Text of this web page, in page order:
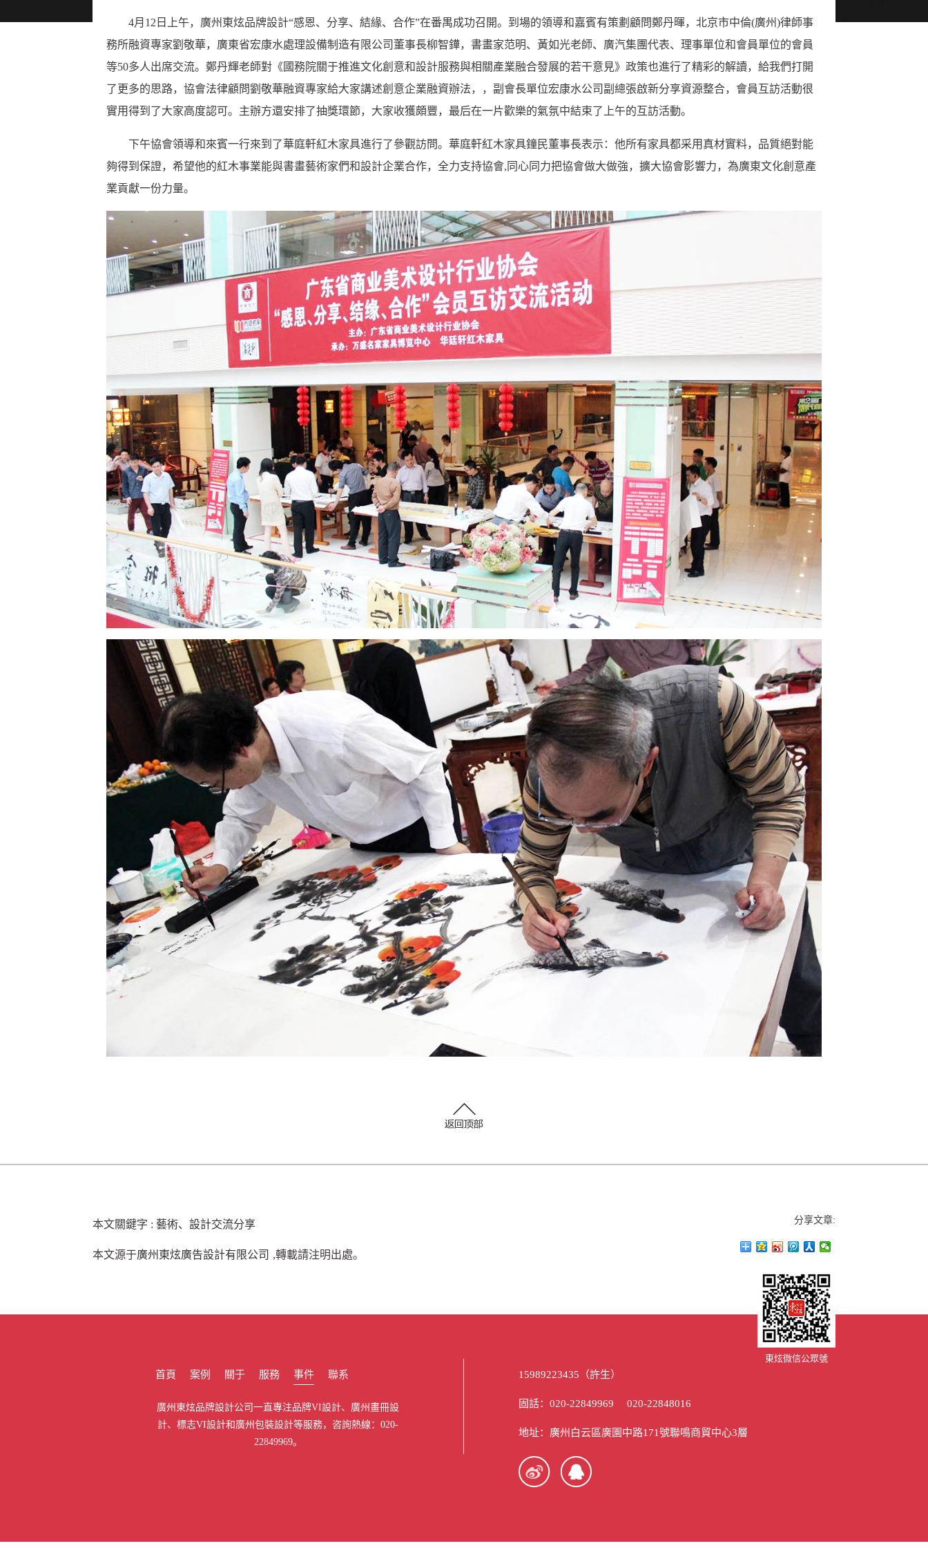
4月12日上午，廣州東炫品牌設計“感恩、分享、結緣、合作”在番禺成功召開。到場的領導和嘉賓有策劃顧問鄭丹暉，北京市中倫(廣州)律師事
務所融資專家劉敬華，廣東省宏康水處理設備制造有限公司董事長柳智鏵，書畫家范明、黃如光老師、廣汽集團代表、理事單位和會員單位的會員
等50多人出席交流。鄭丹輝老師對《國務院關于推進文化創意和設計服務與相關產業融合發展的若干意見》政策也進行了精彩的解讀，給我們打開
了更多的思路，協會法律顧問劉敬華融資專家給大家講述創意企業融資辦法，，副會長單位宏康水公司副總張啟新分享資源整合，會員互訪活動很
實用得到了大家高度認可。主辦方還安排了抽獎環節，大家收獲頗豐，最后在一片歡樂的氣氛中結束了上午的互訪活動。
下午協會領導和來賓一行來到了華庭軒紅木家具進行了參觀訪問。華庭軒紅木家具鐘民董事長表示：他所有家具都采用真材實料，品質絕對能
夠得到保證，希望他的紅木事業能與書畫藝術家們和設計企業合作，全力支持協會,同心同力把協會做大做強，擴大協會影響力，為廣東文化創意產
業貢獻一份力量。
本文關鍵字 :藝術、設計交流分享
本文源于廣州東炫廣告設計有限公司 ,轉載請注明出處。
分享文章:
東炫微信公眾號
首頁 案例 關于 服務 事件 聯系
廣州東炫品牌設計公司一直專注品牌VI設計、廣州畫冊設
計、標志VI設計和廣州包裝設計等服務，咨詢熱線：020-
22849969。
15989223435（許生）
固話：020-22849969 020-22848016
地址：廣州白云區廣園中路171號聯鳴商貿中心3層